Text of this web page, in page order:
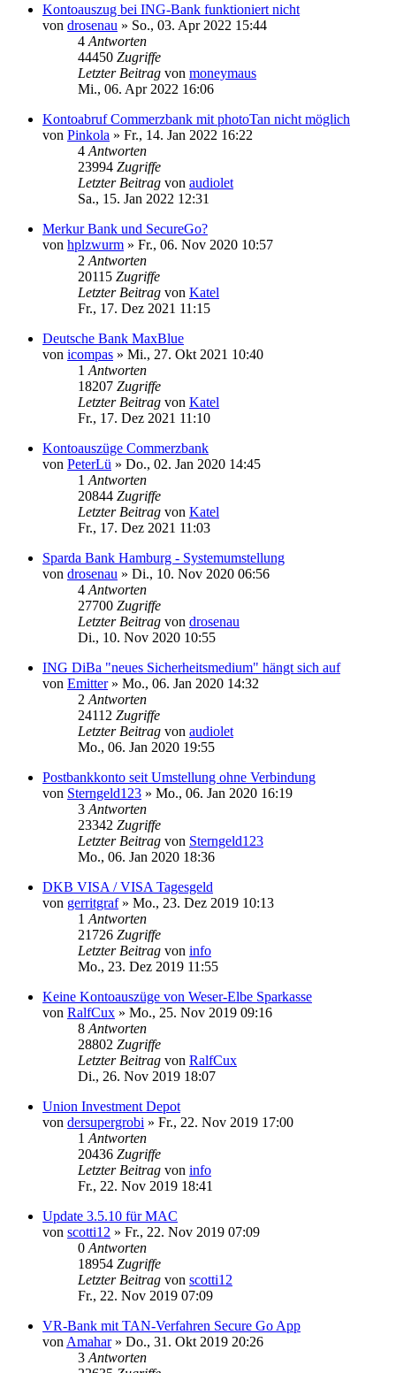
Kontoauszug bei ING-Bank funktioniert nicht
von drosenau » So., 03. Apr 2022 15:44
4 Antworten
44450 Zugriffe
Letzter Beitrag von moneymaus
Mi., 06. Apr 2022 16:06
Kontoabruf Commerzbank mit photoTan nicht möglich
von Pinkola » Fr., 14. Jan 2022 16:22
4 Antworten
23994 Zugriffe
Letzter Beitrag von audiolet
Sa., 15. Jan 2022 12:31
Merkur Bank und SecureGo?
von hplzwurm » Fr., 06. Nov 2020 10:57
2 Antworten
20115 Zugriffe
Letzter Beitrag von Katel
Fr., 17. Dez 2021 11:15
Deutsche Bank MaxBlue
von icompas » Mi., 27. Okt 2021 10:40
1 Antworten
18207 Zugriffe
Letzter Beitrag von Katel
Fr., 17. Dez 2021 11:10
Kontoauszüge Commerzbank
von PeterLü » Do., 02. Jan 2020 14:45
1 Antworten
20844 Zugriffe
Letzter Beitrag von Katel
Fr., 17. Dez 2021 11:03
Sparda Bank Hamburg - Systemumstellung
von drosenau » Di., 10. Nov 2020 06:56
4 Antworten
27700 Zugriffe
Letzter Beitrag von drosenau
Di., 10. Nov 2020 10:55
ING DiBa "neues Sicherheitsmedium" hängt sich auf
von Emitter» Mo., 06. Jan 2020 14:32
2 Antworten
24112 Zugriffe
Letzter Beitrag von audiolet
Mo., 06. Jan 2020 19:55
Postbankkonto seit Umstellung ohne Verbindung
von Sterngeld123 » Mo., 06. Jan 2020 16:19
3 Antworten
23342 Zugriffe
Letzter Beitrag von Sterngeld123
Mo., 06. Jan 2020 18:36
DKB VISA / VISA Tagesgeld
von gerritgraf» Mo., 23. Dez 2019 10:13
1 Antworten
21726 Zugriffe
Letzter Beitrag von info
Mo., 23. Dez 2019 11:55
Keine Kontoauszüge von Weser-Elbe Sparkasse
von RalfCux » Mo., 25. Nov 2019 09:16
8 Antworten
28802 Zugriffe
Letzter Beitrag von RalfCux
Di., 26. Nov 2019 18:07
Union Investment Depot
von dersupergrobi » Fr., 22. Nov 2019 17:00
1 Antworten
20436 Zugriffe
Letzter Beitrag von info
Fr., 22. Nov 2019 18:41
Update 3.5.10 für MAC
von scotti12 » Fr., 22. Nov 2019 07:09
0 Antworten
18954 Zugriffe
Letzter Beitrag von scotti12
Fr., 22. Nov 2019 07:09
VR-Bank mit TAN-Verfahren Secure Go App
von Amahar» Do., 31. Okt 2019 20:26
3 Antworten